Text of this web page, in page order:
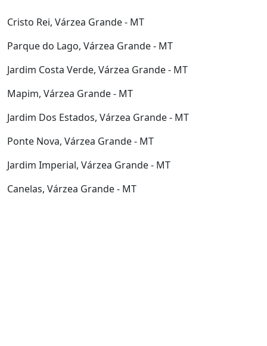
Cristo Rei, Várzea Grande - MT
Parque do Lago, Várzea Grande - MT
Jardim Costa Verde, Várzea Grande - MT
Mapim, Várzea Grande - MT
Jardim Dos Estados, Várzea Grande - MT
Ponte Nova, Várzea Grande - MT
Jardim Imperial, Várzea Grande - MT
Canelas, Várzea Grande - MT